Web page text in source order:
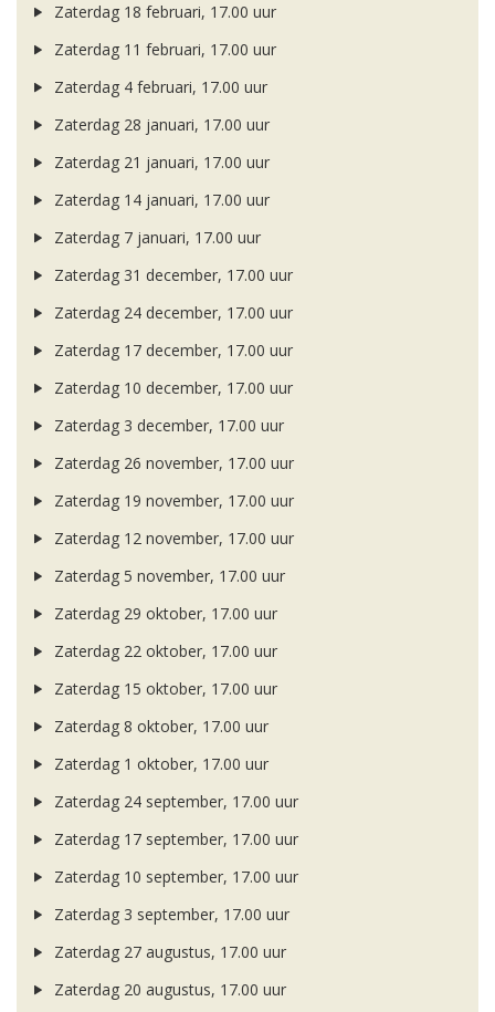
Zaterdag 18 februari, 17.00 uur
Zaterdag 11 februari, 17.00 uur
Zaterdag 4 februari, 17.00 uur
Zaterdag 28 januari, 17.00 uur
Zaterdag 21 januari, 17.00 uur
Zaterdag 14 januari, 17.00 uur
Zaterdag 7 januari, 17.00 uur
Zaterdag 31 december, 17.00 uur
Zaterdag 24 december, 17.00 uur
Zaterdag 17 december, 17.00 uur
Zaterdag 10 december, 17.00 uur
Zaterdag 3 december, 17.00 uur
Zaterdag 26 november, 17.00 uur
Zaterdag 19 november, 17.00 uur
Zaterdag 12 november, 17.00 uur
Zaterdag 5 november, 17.00 uur
Zaterdag 29 oktober, 17.00 uur
Zaterdag 22 oktober, 17.00 uur
Zaterdag 15 oktober, 17.00 uur
Zaterdag 8 oktober, 17.00 uur
Zaterdag 1 oktober, 17.00 uur
Zaterdag 24 september, 17.00 uur
Zaterdag 17 september, 17.00 uur
Zaterdag 10 september, 17.00 uur
Zaterdag 3 september, 17.00 uur
Zaterdag 27 augustus, 17.00 uur
Zaterdag 20 augustus, 17.00 uur